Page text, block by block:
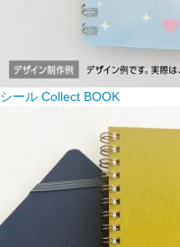
シール Collect BOOK